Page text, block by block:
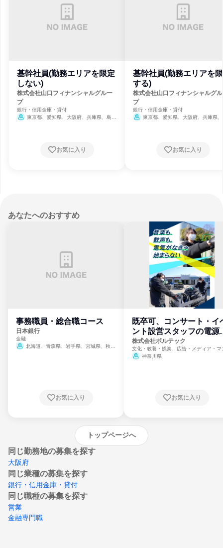
基幹社員(勤務エリアを限定
しない)
株式会社山口フィナンシャルグルー
プ
銀行・信用金庫・貸付
東京都、愛知県、大阪府、兵庫県、島根
お気に入り
基幹社員(勤務エリアを
する)
株式会社山口フィナンシャルグ
プ
銀行・信用金庫・貸付
東京都、愛知県、大阪府、兵庫県
お気に入り
あなたへのおすすめ
事務職員・総合職コース
日本銀行
金融
北海道、青森県、岩手県、宮城県、秋田
崎県、熊本県、大分県、宮崎県、鹿児島県、
お気に入り
既卒可、コンサート・イ
ント設営スタッフの電源
門
株式会社ボルテック
文化・教養・娯楽、広告・メディア・マ
ミ、電力・ガス・水道・エネルギー
神奈川県
お気に入り
トップページへ
同じ勤務地の募集を探す
大阪府
同じ業種の募集を探す
銀行・信用金庫・貸付
同じ職種の募集を探す
営業
金融専門職